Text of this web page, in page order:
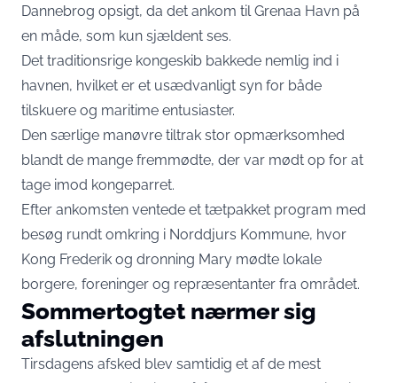
Dannebrog opsigt, da det ankom til Grenaa Havn på
en måde, som kun sjældent ses.
Det traditionsrige kongeskib bakkede nemlig ind i
havnen, hvilket er et usædvanligt syn for både
tilskuere og maritime entusiaster.
Den særlige manøvre tiltrak stor opmærksomhed
blandt de mange fremmødte, der var mødt op for at
tage imod kongeparret.
Efter ankomsten ventede et tætpakket program med
besøg rundt omkring i Norddjurs Kommune, hvor
Kong Frederik og dronning Mary mødte lokale
borgere, foreninger og repræsentanter fra området.
Sommertogtet nærmer sig
afslutningen
Tirsdagens afsked blev samtidig et af de mest